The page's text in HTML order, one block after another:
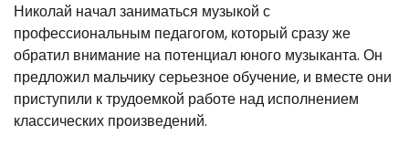
Николай начал заниматься музыкой с
профессиональным педагогом, который сразу же
обратил внимание на потенциал юного музыканта. Он
предложил мальчику серьезное обучение, и вместе они
приступили к трудоемкой работе над исполнением
классических произведений.